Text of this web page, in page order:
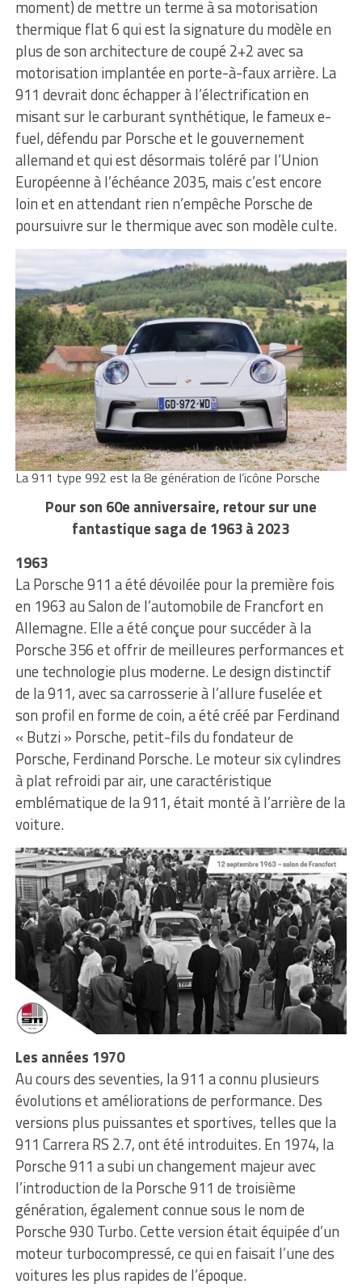
moment) de mettre un terme à sa motorisation
thermique flat 6 qui est la signature du modèle en
plus de son architecture de coupé 2+2 avec sa
motorisation implantée en porte-à-faux arrière. La
911 devrait donc échapper à l’électrification en
misant sur le carburant synthétique, le fameux e-
fuel, défendu par Porsche et le gouvernement
allemand et qui est désormais toléré par l’Union
Européenne à l’échéance 2035, mais c’est encore
loin et en attendant rien n’empêche Porsche de
poursuivre sur le thermique avec son modèle culte.
La 911 type 992 est la 8e génération de l’icône Porsche
Pour son 60e anniversaire, retour sur une
fantastique saga de 1963 à 2023
1963
La Porsche 911 a été dévoilée pour la première fois
en 1963 au Salon de l’automobile de Francfort en
Allemagne. Elle a été conçue pour succéder à la
Porsche 356 et offrir de meilleures performances et
une technologie plus moderne. Le design distinctif
de la 911, avec sa carrosserie à l’allure fuselée et
son profil en forme de coin, a été créé par Ferdinand
« Butzi » Porsche, petit-fils du fondateur de
Porsche, Ferdinand Porsche. Le moteur six cylindres
à plat refroidi par air, une caractéristique
emblématique de la 911, était monté à l’arrière de la
voiture.
Les années 1970
Au cours des seventies, la 911 a connu plusieurs
évolutions et améliorations de performance. Des
versions plus puissantes et sportives, telles que la
911 Carrera RS 2.7, ont été introduites. En 1974, la
Porsche 911 a subi un changement majeur avec
l’introduction de la Porsche 911 de troisième
génération, également connue sous le nom de
Porsche 930 Turbo. Cette version était équipée d’un
moteur turbocompressé, ce qui en faisait l’une des
voitures les plus rapides de l’époque.